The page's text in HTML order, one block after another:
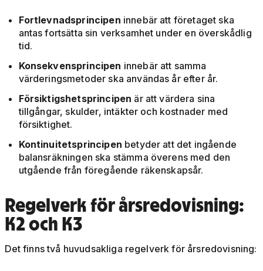
Fortlevnadsprincipen innebär att företaget ska
antas fortsätta sin verksamhet under en överskådlig
tid.
Konsekvensprincipen innebär att samma
värderingsmetoder ska användas år efter år.
Försiktigshetsprincipen är att värdera sina
tillgångar, skulder, intäkter och kostnader med
försiktighet.
Kontinuitetsprincipen betyder att det ingående
balansräkningen ska stämma överens med den
utgående från föregående räkenskapsår.
Regelverk för årsredovisning:
K2 och K3
Det finns två huvudsakliga regelverk för årsredovisning: